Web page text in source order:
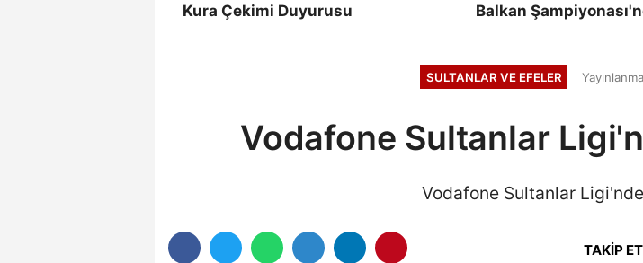
Kura Çekimi Duyurusu
Balkan
SULTANLAR VE EFELER
Vodafone Sultanlar
Vodafone Sultanlar
TAKİP ET